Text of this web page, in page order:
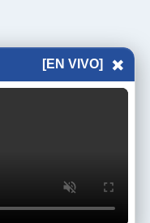
[EN VIVO] ×